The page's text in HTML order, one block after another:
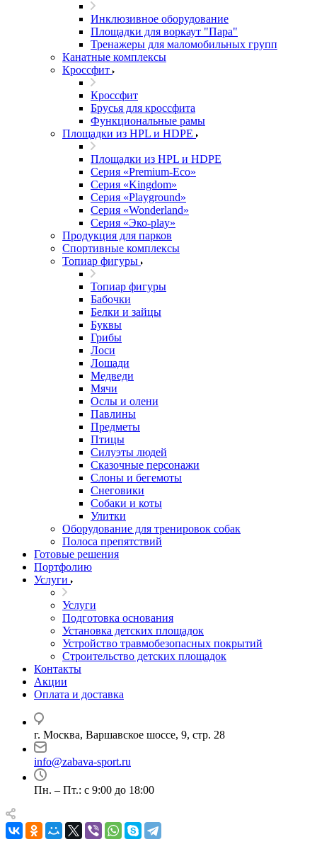
Инклюзивное оборудование
Площадки для воркаут "Пара"
Тренажеры для маломобильных групп
Канатные комплексы
Кроссфит
Кроссфит
Брусья для кроссфита
Функциональные рамы
Площадки из HPL и HDPE
Площадки из HPL и HDPE
Серия «Premium-Eco»
Серия «Kingdom»
Серия «Playground»
Серия «Wonderland»
Серия «Эко-play»
Продукция для парков
Спортивные комплексы
Топиар фигуры
Топиар фигуры
Бабочки
Белки и зайцы
Буквы
Грибы
Лоси
Лошади
Медведи
Мячи
Ослы и олени
Павлины
Предметы
Птицы
Силуэты людей
Сказочные персонажи
Слоны и бегемоты
Снеговики
Собаки и коты
Улитки
Оборудование для тренировок собак
Полоса препятствий
Готовые решения
Портфолию
Услуги
Услуги
Подготовка основания
Установка детских площадок
Устройство травмобезопасных покрытий
Строительство детских площадок
Контакты
Акции
Оплата и доставка
г. Москва, Варшавское шоссе, 9, стр. 28
info@zabava-sport.ru
Пн. – Пт.: с 9:00 до 18:00